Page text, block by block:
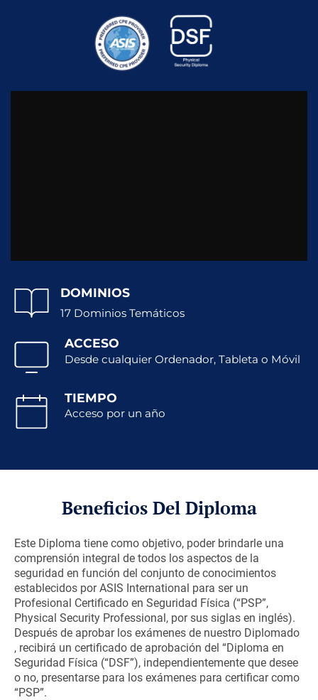
DOMINIOS
17 Dominios Temáticos
ACCESO
Desde cualquier Ordenador, Tableta o Móvil
TIEMPO
Acceso por un año
Beneficios Del Diploma
Este Diploma tiene como objetivo, poder brindarle una
comprensión integral de todos los aspectos de la
seguridad en función del conjunto de conocimientos
establecidos por ASIS International para ser un
Profesional Certificado en Seguridad Física (“PSP”,
Physical Security Professional, por sus siglas en inglés).
Después de aprobar los exámenes de nuestro Diplomado
, recibirá un certificado de aprobación del “Diploma en
Seguridad Física (“DSF”), independientemente que desee
o no, presentarse para los exámenes para certificar como
“PSP”.